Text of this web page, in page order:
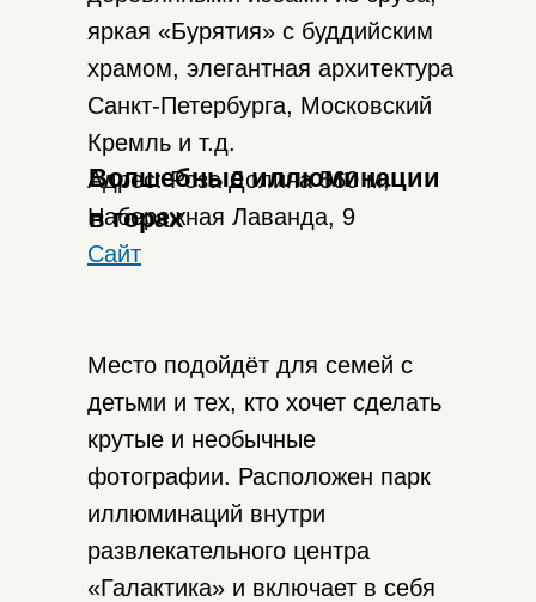
яркая «Бурятия» с буддийским
храмом, элегантная архитектура
Санкт-Петербурга, Московский
Кремль и т.д.
Адрес: Роза Долина 560 м,
Набережная Лаванда, 9
Сайт
Место подойдёт для семей с
детьми и тех, кто хочет сделать
крутые и необычные
фотографии. Расположен парк
иллюминаций внутри
развлекательного центра
«Галактика» и включает в себя
Волшебные иллюминации
в горах